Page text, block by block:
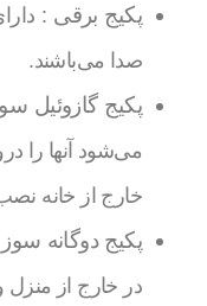
پکیج برقی :
صدا می‌باشند.
پکیج گازوئیل
می‌شود آنها را
خارج از خانه
پکیج دوگانه سوز
در خارج از منزل